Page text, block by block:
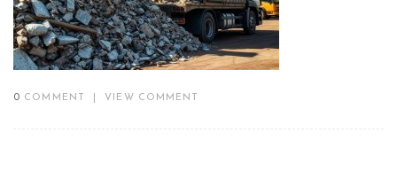
0 COMMENT VIEW COMMENT